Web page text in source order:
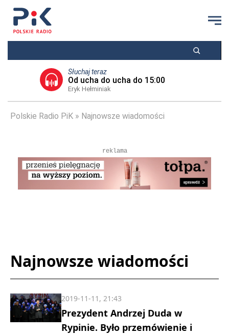
Słuchaj teraz
Od ucha do ucha do 15:00
Eryk Hełminiak
Polskie Radio PiK Najnowsze wiadomości
reklama
Najnowsze wiadomości
Prezydent Andrzej Duda w
Rypinie. Było przemówienie i
2019-11-11, 21:43